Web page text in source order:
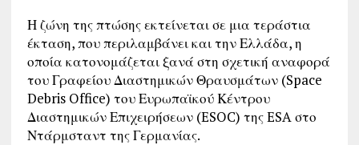
Η ζώνη της πτώσης εκτείνεται σε μια τεράστια
έκταση, που περιλαμβάνει και την Ελλάδα, η
οποία κατονομάζεται ξανά στη σχετική αναφορά
του Γραφείου Διαστημικών Θραυσμάτων (Space
Debris Office) του Ευρωπαϊκού Κέντρου
Διαστημικών Επιχειρήσεων (ESOC) της ESA στο
Ντάρμσταντ της Γερμανίας.